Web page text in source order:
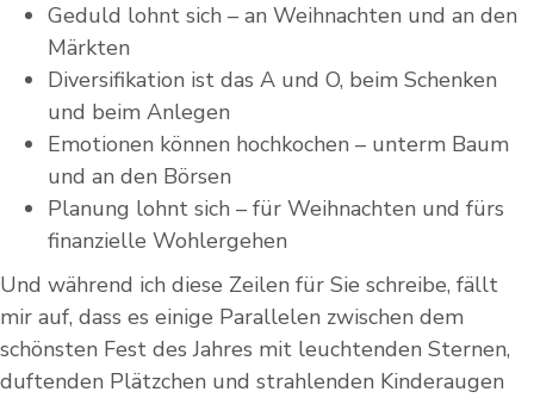
Geduld lohnt sich – an Weihnachten und an den
Märkten
Diversifikation ist das A und O, beim Schenken
und beim Anlegen
Emotionen können hochkochen – unterm Baum
und an den Börsen
Planung lohnt sich – für Weihnachten und fürs
finanzielle Wohlergehen
‍Und während ich diese Zeilen für Sie schreibe, fällt
mir auf, dass es einige Parallelen zwischen dem
schönsten Fest des Jahres mit leuchtenden Sternen,
duftenden Plätzchen und strahlenden Kinderaugen